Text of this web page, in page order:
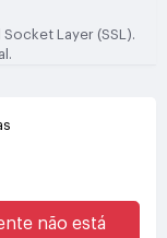
Layer (SSL).
não está